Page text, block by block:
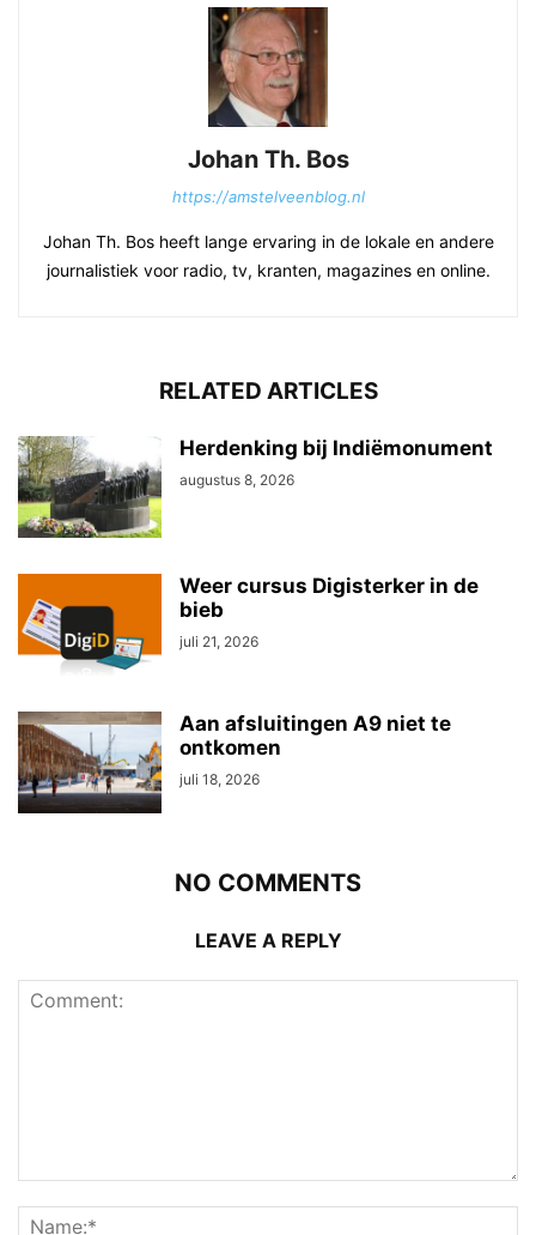
Johan Th. Bos
https://amstelveenblog.nl
Johan Th. Bos heeft lange ervaring in de lokale en andere
journalistiek voor radio, tv, kranten, magazines en online.
RELATED ARTICLES
Herdenking bij Indiëmonument
augustus 8, 2026
Weer cursus Digisterker in de
bieb
juli 21, 2026
Aan afsluitingen A9 niet te
ontkomen
juli 18, 2026
NO COMMENTS
LEAVE A REPLY